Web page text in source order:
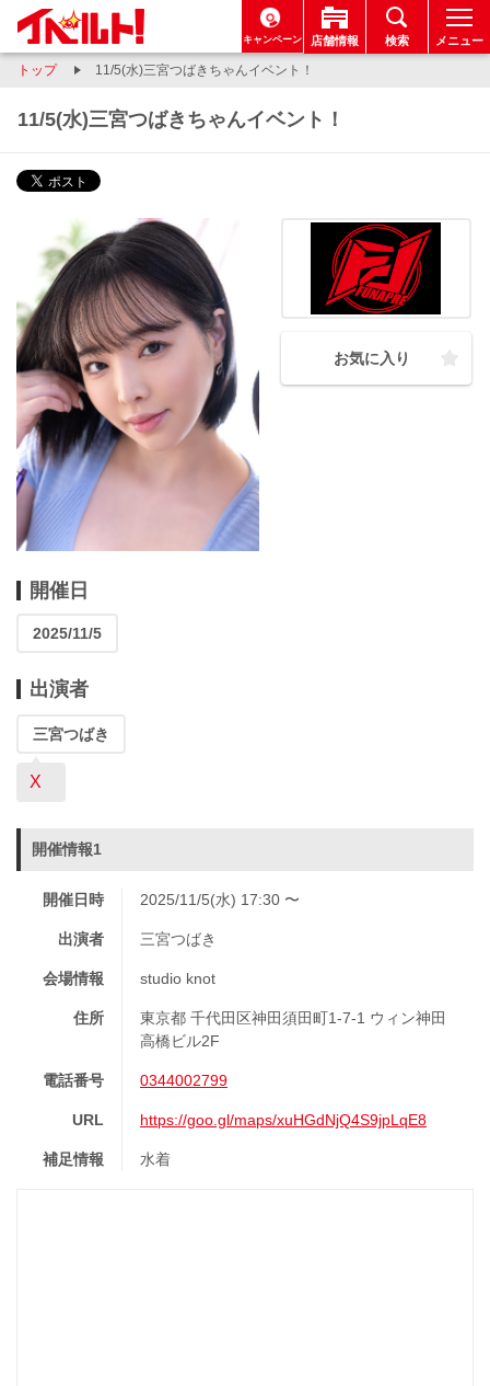
キャンペーン 店舗情報 検索 メニュー
トップ 11/5(水)三宮つばきちゃんイベント！
11/5(水)三宮つばきちゃんイベント！
お気に入り
開催日
2025/11/5
出演者
三宮つばき
X
開催情報1
開催日時 2025/11/5(水) 17:30 〜
出演者 三宮つばき
会場情報 studio knot
住所
東京都 千代田区神田須田町1-7-1 ウィン神田
高橋ビル2F
電話番号 0344002799
URL https://goo.gl/maps/xuHGdNjQ4S9jpLqE8
補足情報 水着